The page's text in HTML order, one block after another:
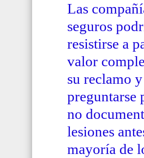
Las
seguros
resistirse a
valor
su reclamo y
preguntarse
no
lesiones
mayoría de